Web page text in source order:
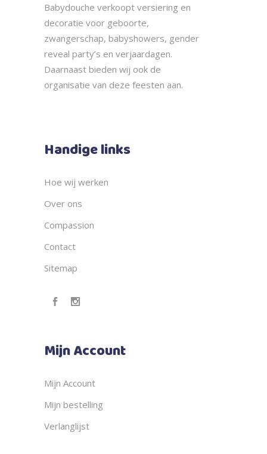
Babydouche verkoopt versiering en
decoratie voor geboorte,
zwangerschap, babyshowers, gender
reveal party’s en verjaardagen.
Daarnaast bieden wij ook de
organisatie van deze feesten aan.
Handige links
Hoe wij werken
Over ons
Compassion
Contact
Sitemap
Mijn Account
Mijn Account
Mijn bestelling
Verlanglijst